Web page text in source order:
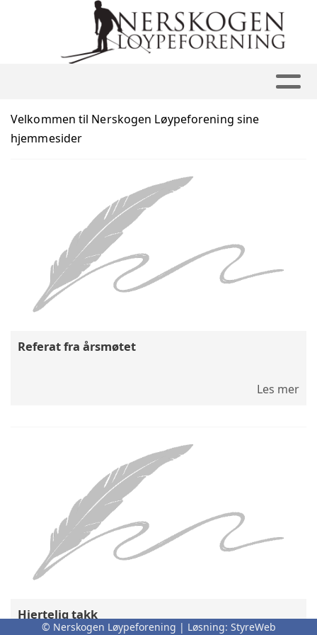
Velkommen til Nerskogen Løypeforening sine
hjemmesider
Referat fra årsmøtet
Les mer
Hjertelig takk
© Nerskogen Løypeforening | Løsning: StyreWeb